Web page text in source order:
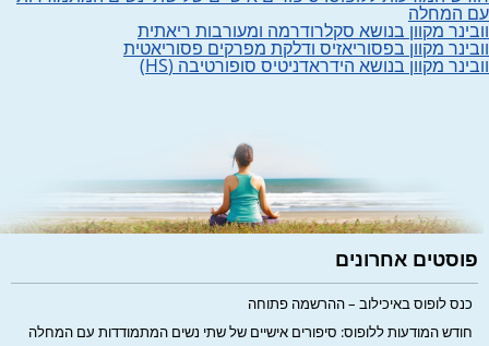
עם המחלה
וובינר מקוון בנושא סקלרודרמה ומעורבות ריאתית
וובינר מקוון בפסוריאזיס ודלקת מפרקים פסוריאטית
וובינר מקוון בנושא הידראדניטיס סופורטיבה (HS)
פוסטים אחרונים
כנס לופוס באיכילוב – ההרשמה פתוחה
חודש המודעות ללופוס: סיפורים אישיים של שתי נשים המתמודדות עם המחלה